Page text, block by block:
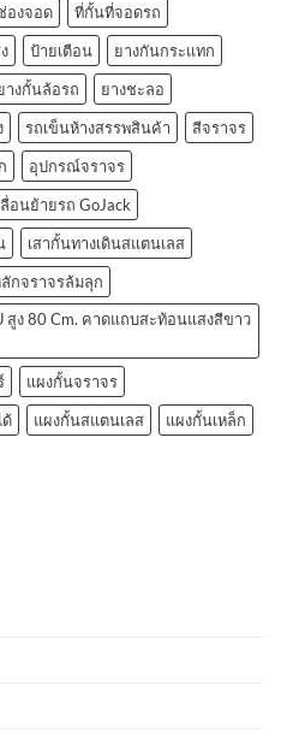
องจอด
ที่กั้นที่จอดรถ
ป้ายเตือน
ยางกันกระแทก
างกั้นล้อรถ
ยางชะลอ
รถเข็นห้างสรรพสินค้า
สีจราจร
อุปกรณ์จราจร
อนย้ายรถ GoJack
เสากั้นทางเดินสแตนเลส
ลักจราจรล้มลุก
สูง 80 Cm. คาดแถบสะท้อนแสงสีขาว
แผงกั้นจราจร
แผงกั้นสแตนเลส
แผงกั้นเหล็ก